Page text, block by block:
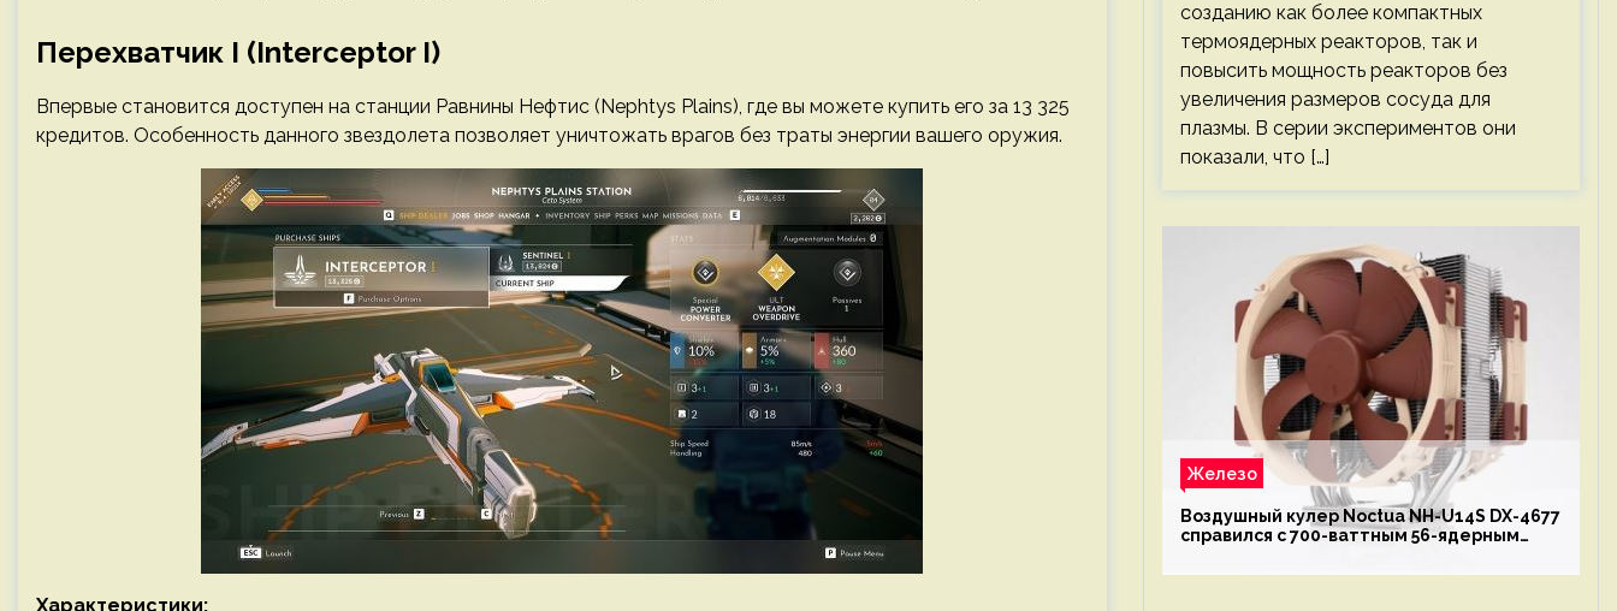
Перехватчик I (Interceptor I)
Впервые становится доступен на станции Равнины Нефтис (Nephtys Plains), где вы можете купить его за 13 325
кредитов. Особенность данного звездолета позволяет уничтожать врагов без траты энергии вашего оружия.
Характеристики:
созданию как более компактных
термоядерных реакторов, так и
повысить мощность реакторов без
увеличения размеров сосуда для
плазмы. В серии экспериментов они
показали, что […]
Железо
Воздушный кулер Noctua NH-U14S DX-4677
справился с 700-ваттным 56-ядерным